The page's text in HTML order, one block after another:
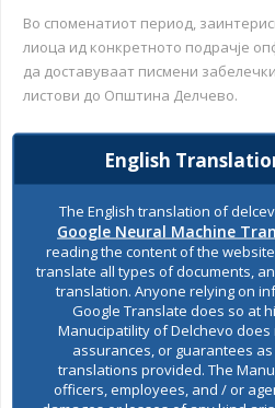
Во споменатиот период,
лиоца ид конкретното подрачје
да доставуваат писмени
листови до Општина Делчево.
52237 СООПШТЕНИЕ за ЈАВЕН
Лефковска март 2025
52237 Анкетен лист март 2025
Изработил
Горан Петровски
English
The English translation of
Google Neural Machine
reading the content of the
translate all types of documents,
translation. Anyone relying on
Google Translate does so at
Manucipatility of Delchevo does
assurances, or guarantees
translations provided. The
officers, employees, and / or